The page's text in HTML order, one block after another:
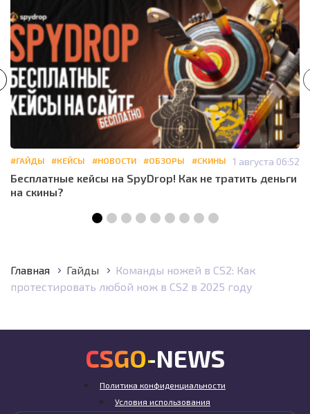
#ГАЙДЫ #КЕЙСЫ #НОВОСТИ #ОБЗОРЫ #СКИНЫ 1 августа 06:52
Бесплатные кейсы на SpyDrop! Как не тратить деньги
на скины?
Главная Гайды
Команды ножей в CS2: Как
протестировать любой нож в CS2 в 2025 году
CSGO-NEWS
Политика конфиденциальности
Условия использования